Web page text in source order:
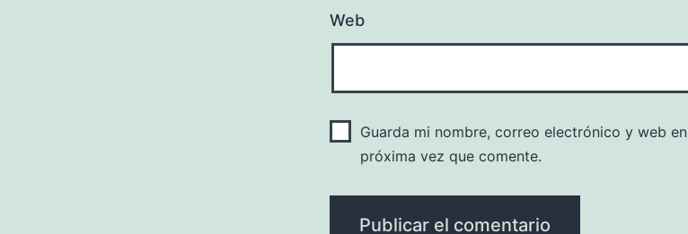
Web
Guarda mi nombre, correo electrónico y web
próxima vez que comente.